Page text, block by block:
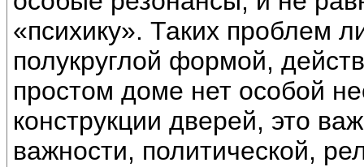
«психику». Таких проблем
полукруглой формой,
простом доме нет особой
конструкции дверей, это
важности, политической,